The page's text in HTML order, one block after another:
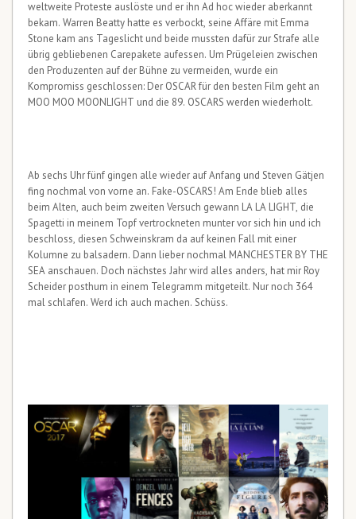
weltweite Proteste auslöste und er ihn Ad hoc wieder aberkannt
bekam. Warren Beatty hatte es verbockt, seine Affäre mit Emma
Stone kam ans Tageslicht und beide mussten dafür zur Strafe alle
übrig gebliebenen Carepakete aufessen. Um Prügeleien zwischen
den Produzenten auf der Bühne zu vermeiden, wurde ein
Kompromiss geschlossen: Der OSCAR für den besten Film geht an
MOO MOO MOONLIGHT und die 89. OSCARS werden wiederholt.
Ab sechs Uhr fünf gingen alle wieder auf Anfang und Steven Gätjen
fing nochmal von vorne an. Fake-OSCARS! Am Ende blieb alles
beim Alten, auch beim zweiten Versuch gewann LA LA LIGHT, die
Spagetti in meinem Topf vertrockneten munter vor sich hin und ich
beschloss, diesen Schweinskram da auf keinen Fall mit einer
Kolumne zu balsadern. Dann lieber nochmal MANCHESTER BY THE
SEA anschauen. Doch nächstes Jahr wird alles anders, hat mir Roy
Scheider posthum in einem Telegramm mitgeteilt. Nur noch 364
mal schlafen. Werd ich auch machen. Schüss.